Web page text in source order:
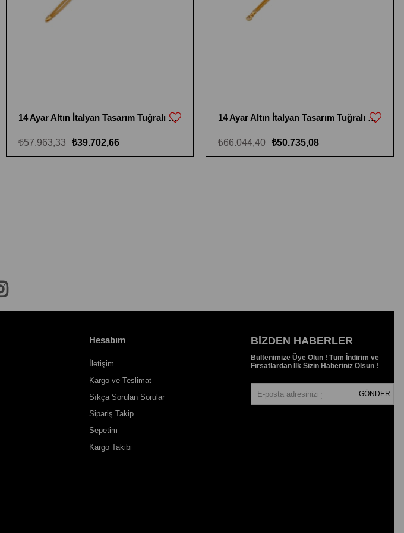
14 Ayar Altın İtalyan Tasarım Tuğralı Bileklik
₺39.702,66
₺57.963,33
14 Ayar Altın İtalyan Tasarım Tuğralı Bileklik
₺50.735,08
₺66.044,40
Hesabım
İletişim
Kargo ve Teslimat
Sıkça Sorulan Sorular
Sipariş Takip
Sepetim
Kargo Takibi
BIZDEN HABERLER
Bültenimize Üye Olun ! Tüm İndirim ve
Fırsatlardan İlk Sizin Haberiniz Olsun !
GÖNDER